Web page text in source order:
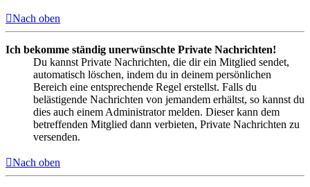
Nach oben
Ich bekomme ständig unerwünschte Private Nachrichten!
Du kannst Private Nachrichten, die dir ein Mitglied sendet,
automatisch löschen, indem du in deinem persönlichen
Bereich eine entsprechende Regel erstellst. Falls du
belästigende Nachrichten von jemandem erhältst, so kannst du
dies auch einem Administrator melden. Dieser kann dem
betreffenden Mitglied dann verbieten, Private Nachrichten zu
versenden.
Nach oben